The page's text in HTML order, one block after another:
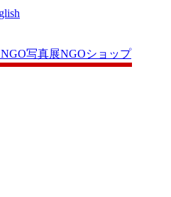
NGO写真展NGOショップ